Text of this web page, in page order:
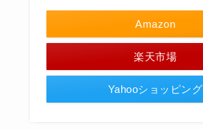
Amazon
楽天市場
Yahooショッピング